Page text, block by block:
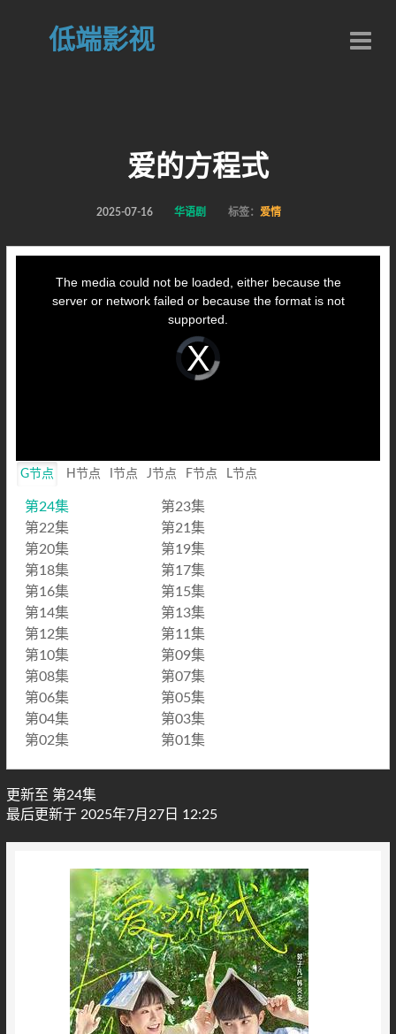
低端影视
爱的方程式
2025-07-16 华语剧 标签： 爱情
Video
Player
loading.
The media could not be loaded, either because the
server or network failed or because the format is not
supported.
G节点 H节点 I节点 J节点 F节点 L节点
第24集
第23集
第22集
第21集
第20集
第19集
第18集
第17集
第16集
第15集
第14集
第13集
第12集
第11集
第10集
第09集
第08集
第07集
第06集
第05集
第04集
第03集
第02集
第01集
更新至 第24集
最后更新于 2025年7月27日 12:25